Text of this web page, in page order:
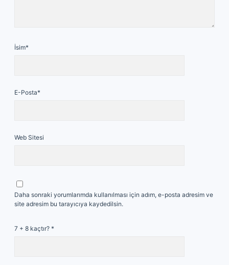
İsim*
E-Posta*
Web Sitesi
Daha sonraki yorumlarımda kullanılması için adım, e-posta adresim ve
site adresim bu tarayıcıya kaydedilsin.
7 + 8 kaçtır? *